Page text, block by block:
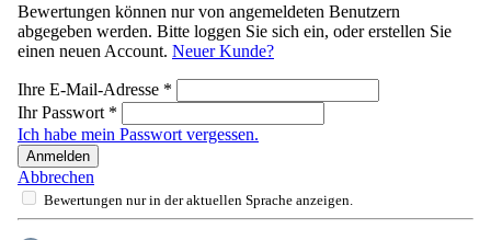
Bewertungen können nur von angemeldeten Benutzern
abgegeben werden. Bitte loggen Sie sich ein, oder erstellen Sie
einen neuen Account. Neuer Kunde?
Ihre E-Mail-Adresse *
Ihr Passwort *
Ich habe mein Passwort vergessen.
Anmelden
Abbrechen
Bewertungen nur in der aktuellen Sprache anzeigen.